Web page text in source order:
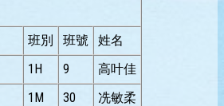
班別
班號
姓名
1H 9
高叶佳
1M 30
冼敏柔